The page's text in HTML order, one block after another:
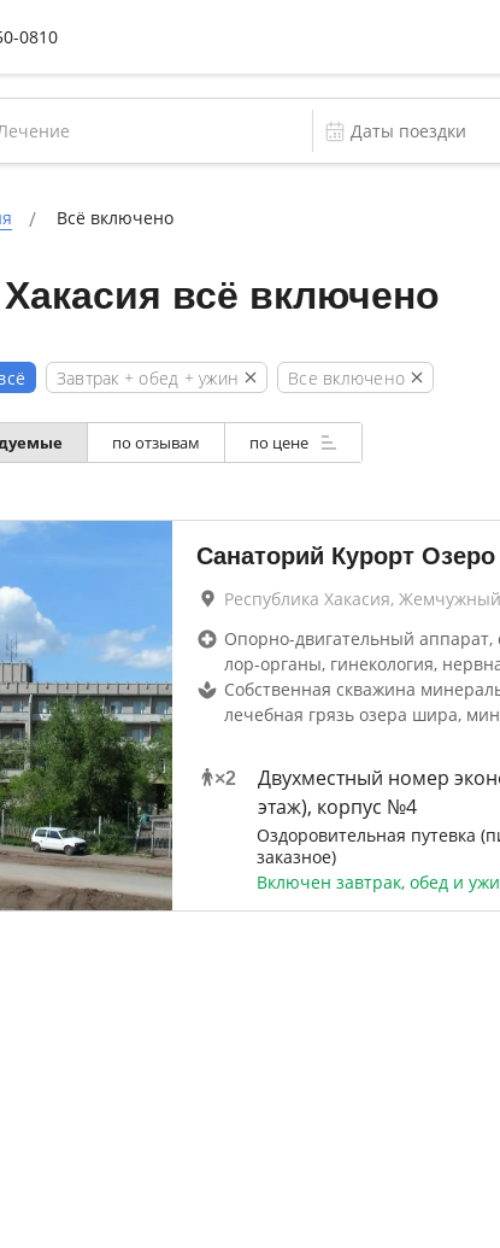
0810
Всё включено
всё включено
Завтрак + обед + ужин Все включено
по отзывам по цене
Санаторий Курорт
Республика Хакасия, Жемчужный
Опорно-двигательный
лор-органы, гинекология,
Собственная скважина
лечебная грязь озера шира,
×2
Двухместный номер
этаж), корпус №4
Оздоровительная путевка
заказное)
Включен завтрак, обед и